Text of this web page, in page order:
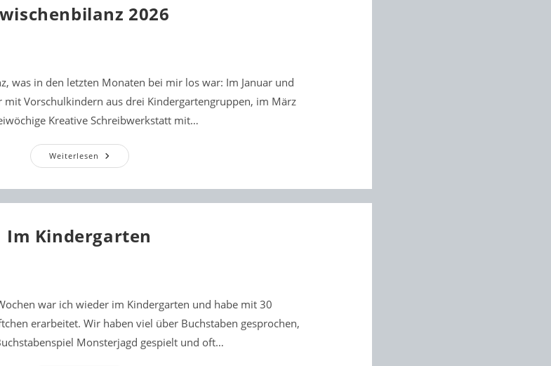
2026
was in den letzten Monaten bei mir los war: Im Januar und
mit Vorschulkindern aus drei Kindergartengruppen, im März
Kreative Schreibwerkstatt mit…
Weiterlesen Zwischenbilanz
2026
Im Kindergarten
war ich wieder im Kindergarten und habe mit 30
erarbeitet. Wir haben viel über Buchstaben gesprochen,
Monsterjagd gespielt und oft…